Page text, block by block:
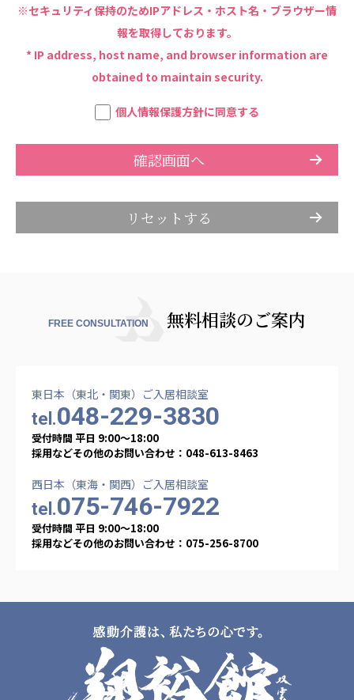
株式会社日本医科学研究所
特定非営利活動法人共生フォーラム
一般社団法人フードラボジャパン
特定非営利活動法人日本医療福祉機構
株式会社アメックファーマシー
株式会社エネクト 株式会社 G.com R＆M
海外
共生（大連）商務諮詢有限公司
クヴィアン小学校・カンボジア日本友好共生クヴ
ィアン中学校
カンボジア日本友好技術教育センター
NGO共生の家
海外子会社・合弁会社
瀋陽長者会
上海介護施設
※セキュリティ保持のためIPアドレス・ホスト名・ブラウザー情
報を取得しております。
* IP address, host name, and browser information are
obtained to maintain security.
個人情報保護方針に同意する
FREE CONSULTATION 無料相談のご案内
東日本（東北・関東）ご入居相談室
tel.048-229-3830
受付時間 平日 9:00〜18:00
採用などその他のお問い合わせ：048-613-8463
西日本（東海・関西）ご入居相談室
tel.075-746-7922
受付時間 平日 9:00〜18:00
採用などその他のお問い合わせ：075-256-8700